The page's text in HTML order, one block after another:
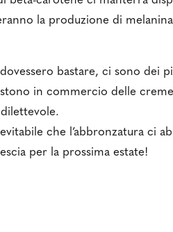
la produzione di
bastare, ci sono dei
in commercio delle
che l’abbronzatura ci
per la prossima estate!